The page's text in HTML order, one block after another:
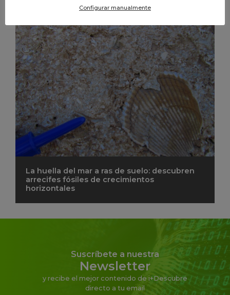
La huella del mar a ras de suelo: descubren
arrecifes fósiles de crecimientos
horizontales
Suscríbete a nuestra
Newsletter
y recibe el mejor contenido de i+Descubre
directo a tu email
Configurar manualmente